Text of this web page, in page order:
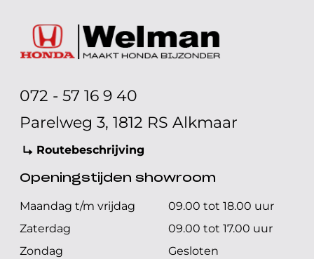
072 - 57 16 9 40
Parelweg 3, 1812 RS Alkmaar
Routebeschrijving
Openingstijden showroom
Maandag t/m vrijdag
09.00 tot 18.00 uur
Zaterdag
09.00 tot 17.00 uur
Zondag
Gesloten